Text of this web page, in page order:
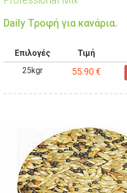
Daily Τροφή για κανάρια.
Επιλογές Τιμή
25kgr
55.90 €